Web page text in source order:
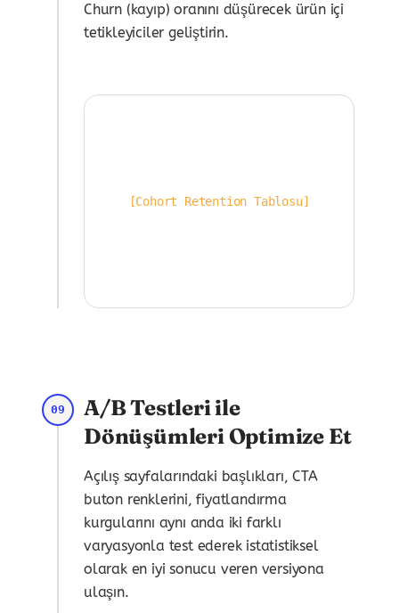
Churn (kayıp) oranını düşürecek ürün içi
tetikleyiciler geliştirin.
[Cohort Retention Tablosu]
09
A/B Testleri ile
Dönüşümleri Optimize Et
Açılış sayfalarındaki başlıkları, CTA
buton renklerini, fiyatlandırma
kurgularını aynı anda iki farklı
varyasyonla test ederek istatistiksel
olarak en iyi sonucu veren versiyona
ulaşın.